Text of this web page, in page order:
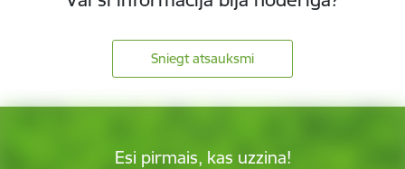
Sniegt atsauksmi
Esi pirmais, kas uzzina!